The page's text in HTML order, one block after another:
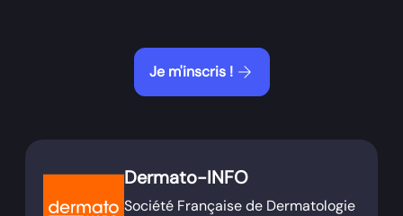
Je m'inscris ! arrow_forward
Dermato-INFO
Société Française de Dermatologie